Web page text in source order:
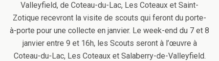
Valleyfield, de Coteau-du-Lac, Les Coteaux et Saint-
Zotique recevront la visite de scouts qui feront du porte-
à-porte pour une collecte en janvier. Le week-end du 7 et 8
janvier entre 9 et 16h, les Scouts seront à l’œuvre à
Coteau-du-Lac, Les Coteaux et Salaberry-de-Valleyfield.